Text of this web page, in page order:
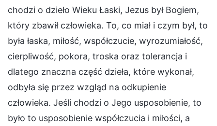
chodzi o dzieło Wieku Łaski, Jezus był Bogiem,
który zbawił człowieka. To, co miał i czym był, to
była łaska, miłość, współczucie, wyrozumiałość,
cierpliwość, pokora, troska oraz tolerancja i
dlatego znaczna część dzieła, które wykonał,
odbyła się przez wzgląd na odkupienie
człowieka. Jeśli chodzi o Jego usposobienie, to
było to usposobienie współczucia i miłości, a